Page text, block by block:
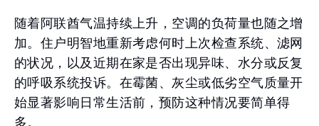
随着阿联酋气温持续上升，空调的负荷量也随之增
加。住户明智地重新考虑何时上次检查系统、滤网
的状况，以及近期在家是否出现异味、水分或反复
的呼吸系统投诉。在霉菌、灰尘或低劣空气质量开
始显著影响日常生活前，预防这种情况要简单得
多。